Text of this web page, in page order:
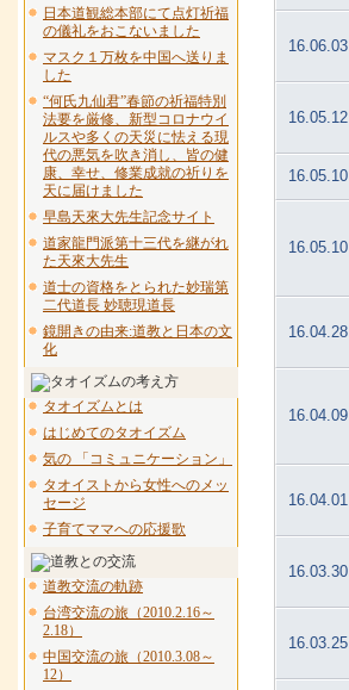
日本道観総本部にて点灯祈福
の儀礼をおこないました
マスク１万枚を中国へ送りま
した
“何氏九仙君”春節の祈福特別
法要を厳修、新型コロナウイ
ルスや多くの天災に怯える現
代の悪気を吹き消し、皆の健
康、幸せ、修業成就の祈りを
天に届けました
早島天來大先生記念サイト
道家龍門派第十三代を継がれ
た天來大先生
道士の資格をとられた妙瑞第
二代道長 妙聴現道長
鏡開きの由来:道教と日本の文
化
タオイズムとは
はじめてのタオイズム
気の 「コミュニケーション」
タオイストから女性へのメッ
セージ
子育てママへの応援歌
道教交流の軌跡
台湾交流の旅（2010.2.16～
2.18）
中国交流の旅（2010.3.08～
12）
16.06.03
16.05.12
16.05.10
16.05.10
16.04.28
16.04.09
16.04.01
16.03.30
16.03.25